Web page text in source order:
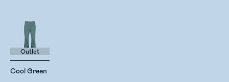
Cool Green
Outlet